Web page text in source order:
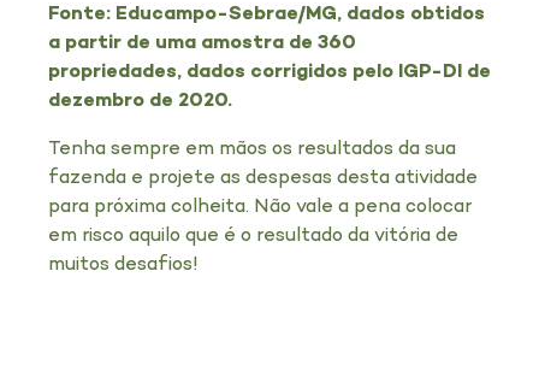
Fonte: Educampo-Sebrae/MG, dados obtidos
a partir de uma amostra de 360
propriedades, dados corrigidos pelo IGP-DI de
dezembro de 2020.
Tenha sempre em mãos os resultados da sua
fazenda e projete as despesas desta atividade
para próxima colheita. Não vale a pena colocar
em risco aquilo que é o resultado da vitória de
muitos desafios!